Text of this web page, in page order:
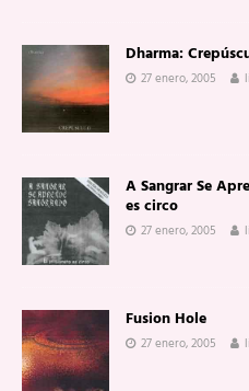
Dharma:
27 enero, 2005
A Sangrar Se
es circo
27 enero, 2005
Fusion Hole
27 enero, 2005